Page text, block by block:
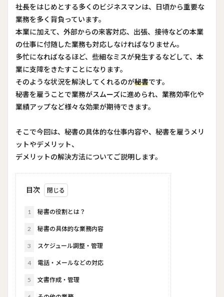
社長をはじめとする多くのビジネスマンは、日頃から重要な
業務を多く背負っています。
本業に加えて、外部からの来客対応、出張、接待などの本業
の仕事に付随した業務も対応しなければなりません。
多忙になればなるほど、些細なミスが発生するなどして、本
業に支障をきたすことになります。
そのような状況を解決してくれるのが秘書です。
秘書を雇うことで業務がスムーズに進められ、業務効率化や
業績アップなど様々な効果が期待できます。
そこで今回は、秘書の具体的な仕事内容や、秘書を雇うメリ
ットやデメリット、
デメリットの解決方法についてご説明します。
目次
1 秘書の役割とは？
2 秘書の具体的な業務内容
3 スケジュール調整・管理
4 電話・メールなどの対応
5 文書作成・管理